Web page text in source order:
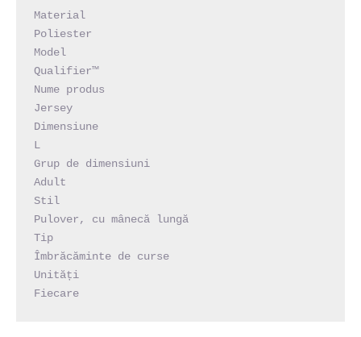
Material
Poliester
Model
Qualifier™
Nume produs
Jersey
Dimensiune
L
Grup de dimensiuni
Adult
Stil
Pulover, cu mânecă lungă
Tip
Îmbrăcăminte de curse
Unități
Fiecare